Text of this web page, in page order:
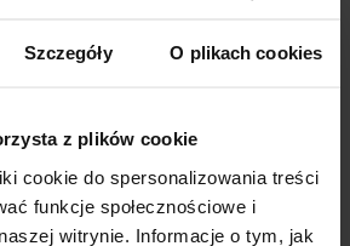
Szczegóły O plikach cookies
z plików cookie
cookie do spersonalizowania treści
funkcje społecznościowe i
witrynie. Informacje o tym, jak